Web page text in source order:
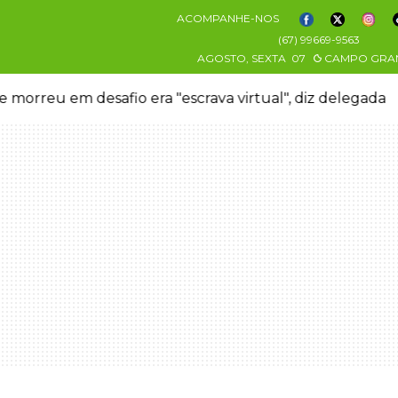
ACOMPANHE-NOS
(67) 99669-9563
AGOSTO, SEXTA 07 CAMPO
morreu em desafio era "escrava virtual", diz delegada